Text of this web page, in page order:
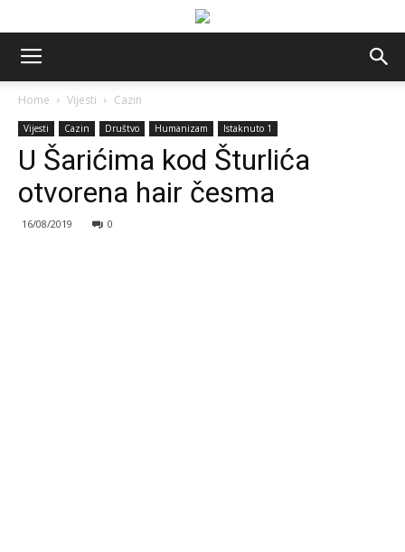
Home Vijesti Cazin
Vijesti Cazin Društvo Humanizam Istaknuto 1
U Šarićima kod Šturlića
otvorena hair česma
16/08/2019 0